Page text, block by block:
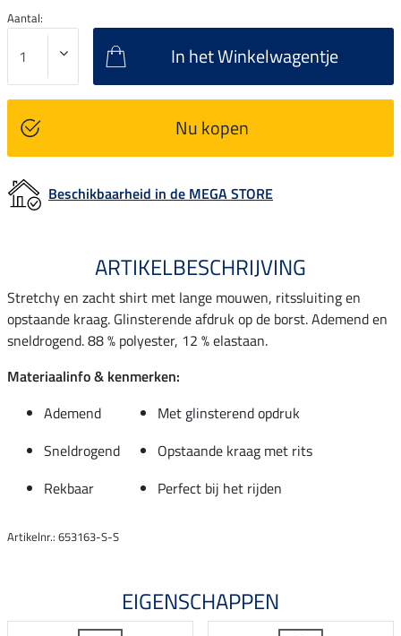
Aantal:
In het Winkelwagentje
Nu kopen
Beschikbaarheid in de MEGA STORE
ARTIKELBESCHRIJVING
Stretchy en zacht shirt met lange mouwen, ritssluiting en
opstaande kraag. Glinsterende afdruk op de borst. Ademend en
sneldrogend. 88 % polyester, 12 % elastaan.
Materiaalinfo & kenmerken:
Ademend
Met glinsterend opdruk
Sneldrogend
Opstaande kraag met rits
Rekbaar
Perfect bij het rijden
Artikelnr.: 653163-S-S
EIGENSCHAPPEN